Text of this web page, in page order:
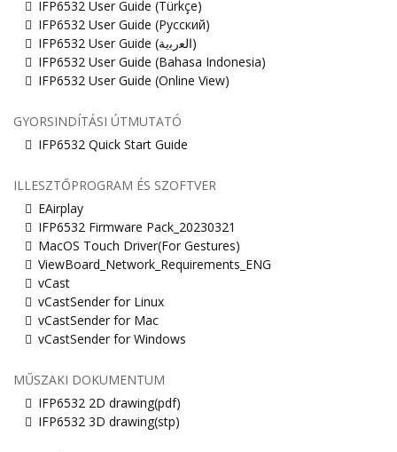
IFP6532 User Guide (Türkçe)
IFP6532 User Guide (Русский)
IFP6532 User Guide (ﺍﻟﻌﺭﺑﻳﺔ)
IFP6532 User Guide (Bahasa Indonesia)
IFP6532 User Guide (Online View)
GYORSINDÍTÁSI ÚTMUTATÓ
IFP6532 Quick Start Guide
ILLESZTŐPROGRAM ÉS SZOFTVER
EAirplay
IFP6532 Firmware Pack_20230321
MacOS Touch Driver(For Gestures)
ViewBoard_Network_Requirements_ENG
vCast
vCastSender for Linux
vCastSender for Mac
vCastSender for Windows
MŰSZAKI DOKUMENTUM
IFP6532 2D drawing(pdf)
IFP6532 3D drawing(stp)